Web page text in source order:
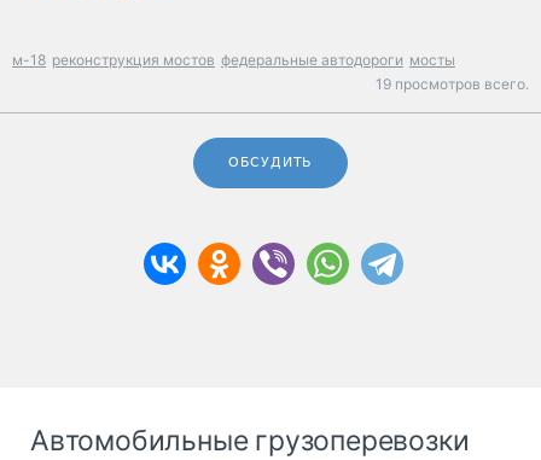
м-18 реконструкция мостов федеральные автодороги мосты
19 просмотров всего.
ОБСУДИТЬ
Автомобильные грузоперевозки